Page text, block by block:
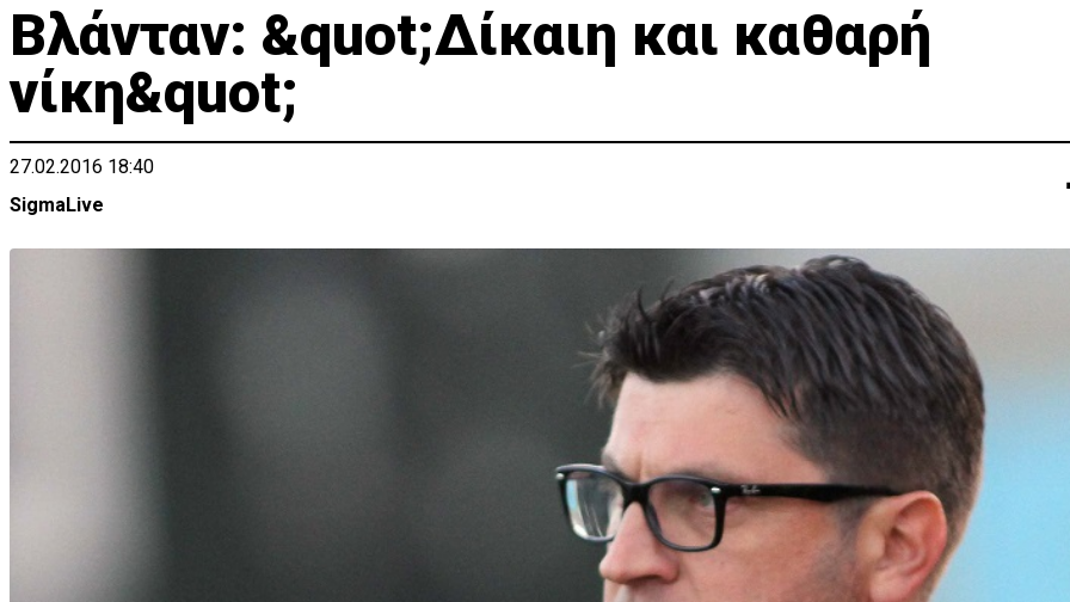
Βλάνταν: &quot;Δίκαιη και καθαρή
νίκη&quot;
27.02.2016 18:40
SigmaLive